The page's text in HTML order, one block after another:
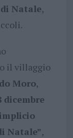
Natale,
il villaggio
Moro,
dicembre
Natale”,